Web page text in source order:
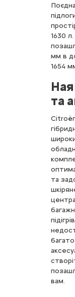
1630 л.
мм в
1654
та
та
вам.